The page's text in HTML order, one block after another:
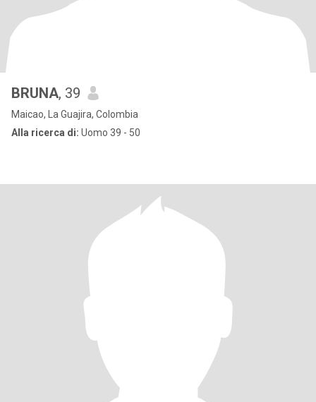
BRUNA, 39
Maicao, La Guajira, Colombia
Alla ricerca di: Uomo 39 - 50